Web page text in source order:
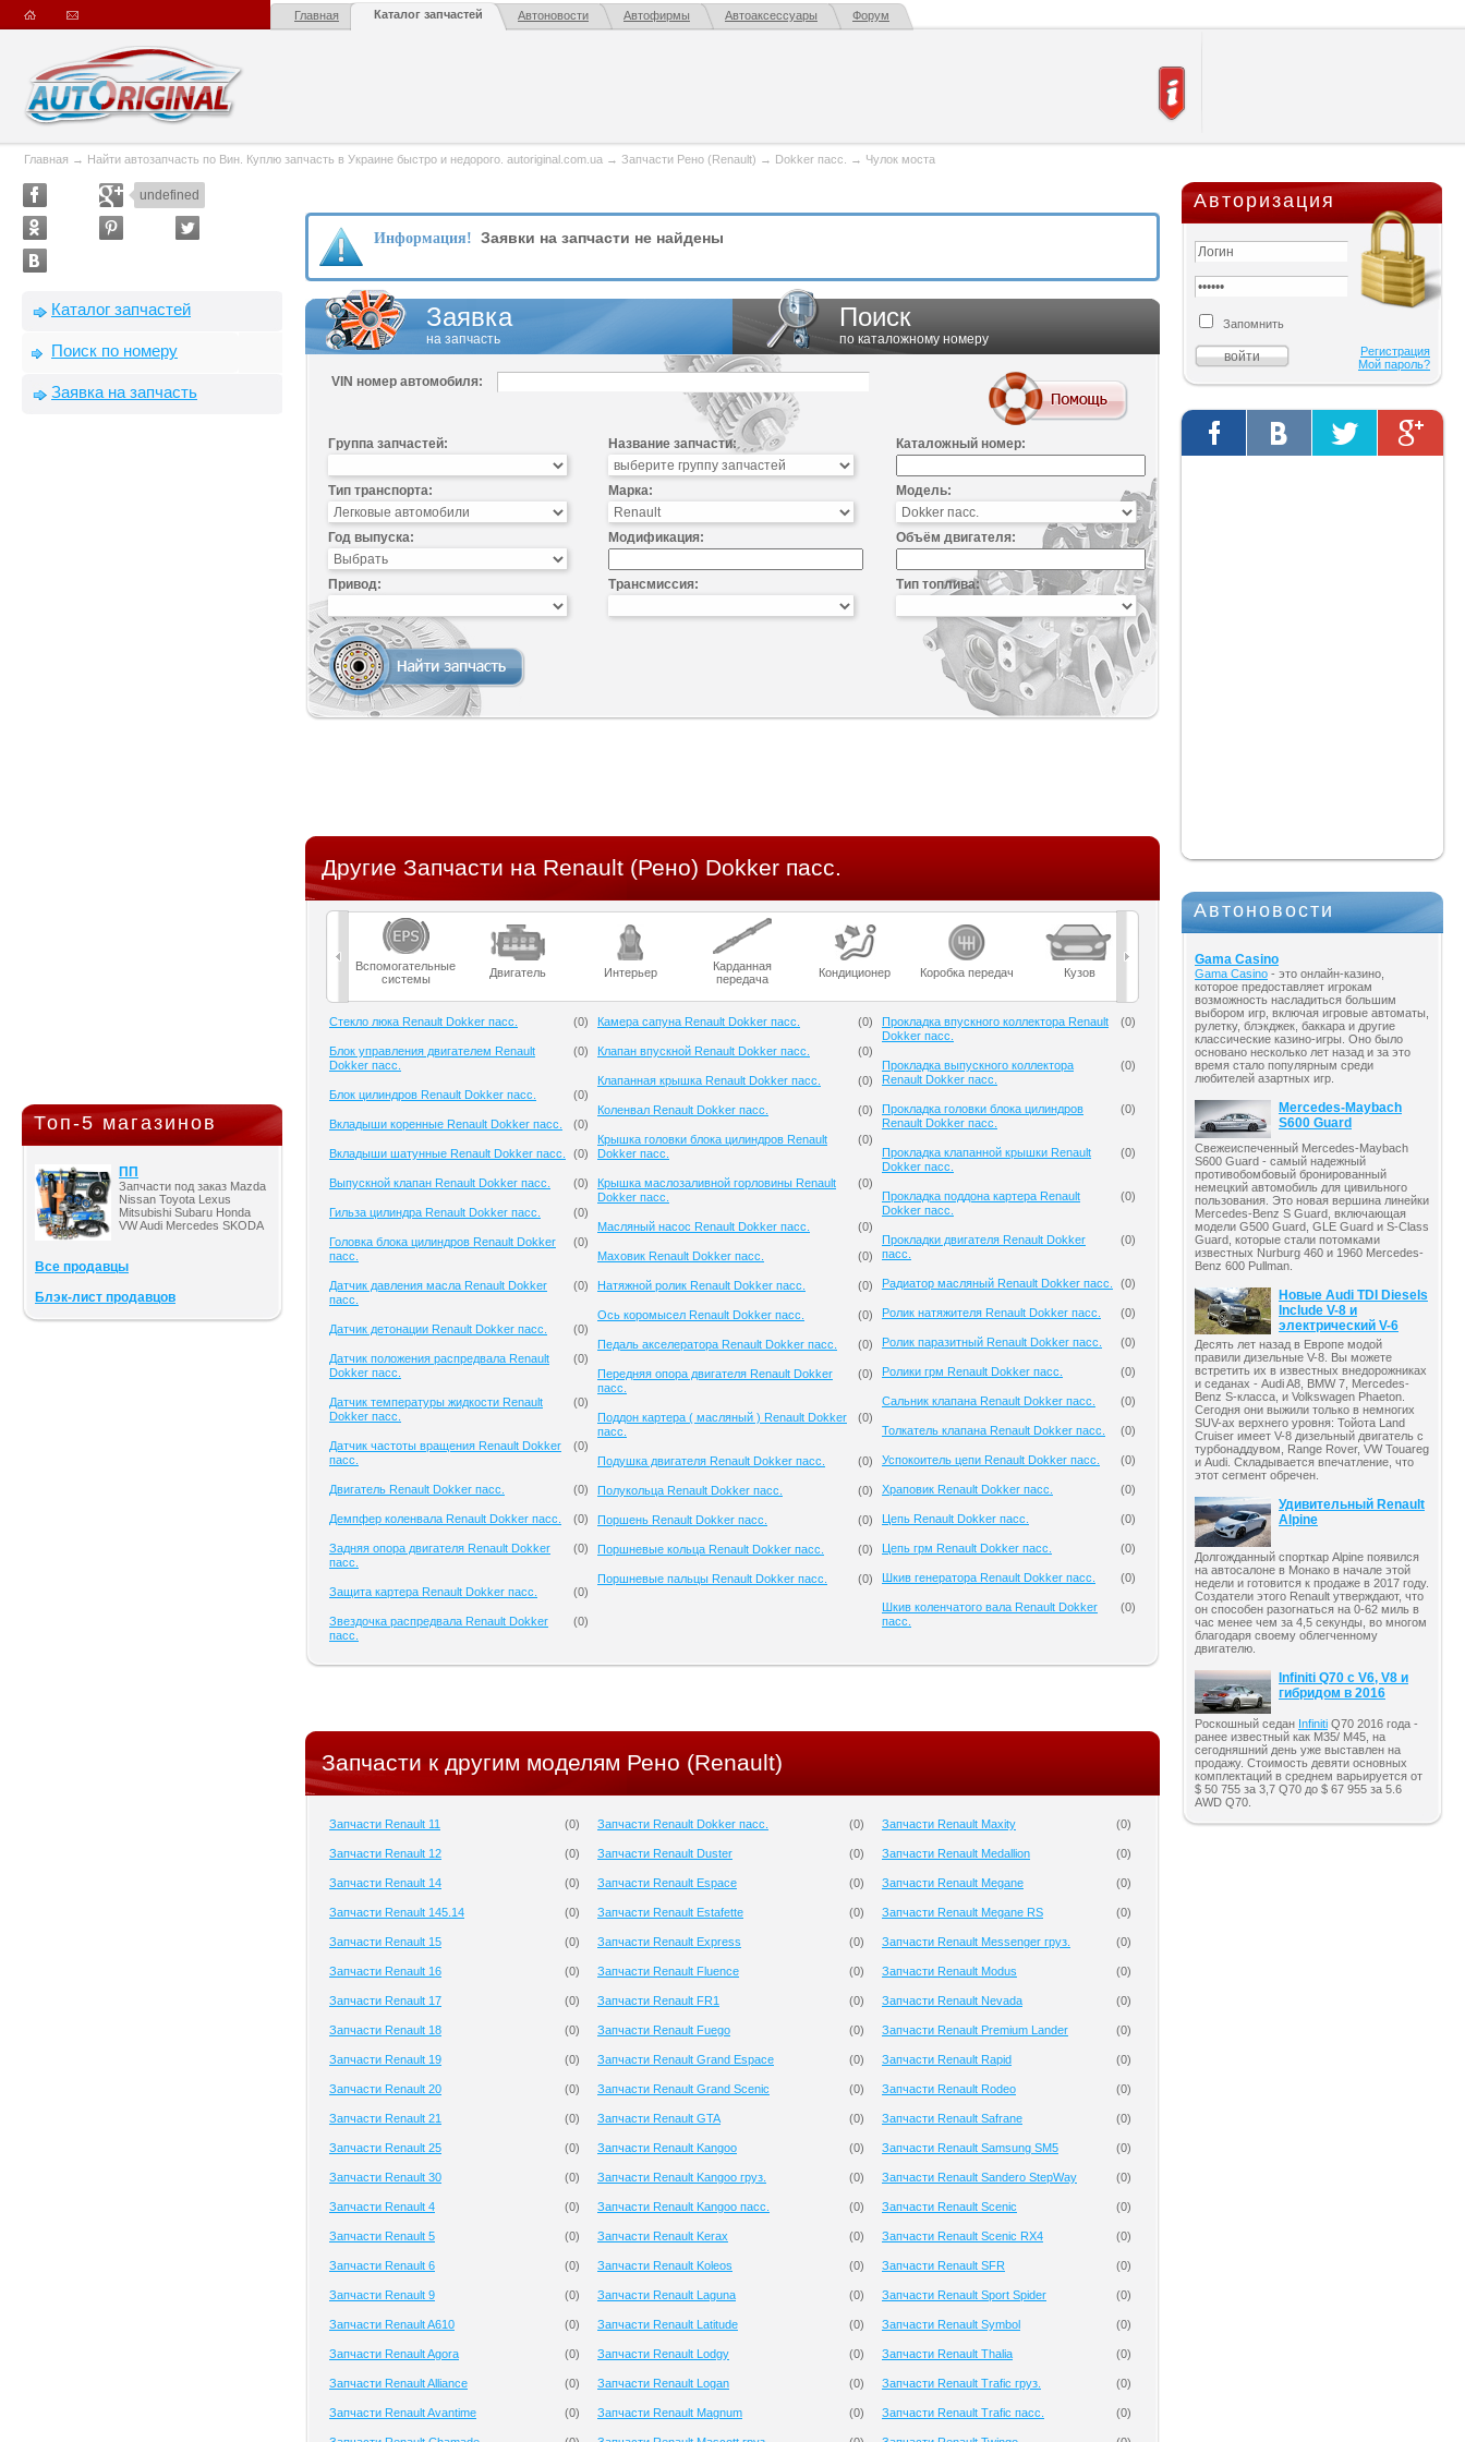
Главная Каталог запчастей Автоновости Автофирмы Автоаксессуары Форум
Главная → Найти автозапчасть по Вин. Куплю запчасть в Украине быстро и недорого. autoriginal.com.ua → Запчасти Рено (Renault) → Dokker пасс. → Чулок моста
undefined
Каталог запчастей
Поиск по номеру
Заявка на запчасть
Топ-5 магазинов
ПП
Запчасти под заказ Mazda
Nissan Toyota Lexus
Mitsubishi Subaru Honda
VW Audi Mercedes SKODA
Все продавцы
Блэк-лист продавцов
Информация! Заявки на запчасти не найдены
Заявка
на запчасть
Поиск
по каталожному номеру
VIN номер автомобиля:
Группа запчастей: Название запчасти: Каталожный номер:
Тип транспорта: Марка: Модель:
Год выпуска: Модификация: Объём двигателя:
Привод: Трансмиссия: Тип топлива:
Другие Запчасти на Renault (Рено) Dokker пасс.
Вспомогательные
системы
Двигатель Интерьер
Карданная
передача
Кондиционер Коробка передач Кузов Масла Мост
Cтекло люка Renault Dokker пасс. (0)
Блок управления двигателем Renault
Dokker пасс.
(0)
Блок цилиндров Renault Dokker пасс. (0)
Вкладыши коренные Renault Dokker пасс. (0)
Вкладыши шатунные Renault Dokker пасс. (0)
Выпускной клапан Renault Dokker пасс. (0)
Гильза цилиндра Renault Dokker пасс. (0)
Головка блока цилиндров Renault Dokker
пасс.
(0)
Датчик давления масла Renault Dokker
пасс.
(0)
Датчик детонации Renault Dokker пасс. (0)
Датчик положения распредвала Renault
Dokker пасс.
(0)
Датчик температуры жидкости Renault
Dokker пасс.
(0)
Датчик частоты вращения Renault Dokker
пасс.
(0)
Двигатель Renault Dokker пасс. (0)
Демпфер коленвала Renault Dokker пасс. (0)
Задняя опора двигателя Renault Dokker
пасс.
(0)
Защита картера Renault Dokker пасс. (0)
Звездочка распредвала Renault Dokker
пасс.
(0)
Камера сапуна Renault Dokker пасс. (0)
Клапан впускной Renault Dokker пасс. (0)
Клапанная крышка Renault Dokker пасс. (0)
Коленвал Renault Dokker пасс. (0)
Крышка головки блока цилиндров Renault
Dokker пасс.
(0)
Крышка маслозаливной горловины Renault
Dokker пасс.
(0)
Масляный насос Renault Dokker пасс. (0)
Маховик Renault Dokker пасс. (0)
Натяжной ролик Renault Dokker пасс. (0)
Ось коромысел Renault Dokker пасс. (0)
Педаль акселератора Renault Dokker пасс. (0)
Передняя опора двигателя Renault Dokker
пасс.
(0)
Поддон картера ( масляный ) Renault Dokker
пасс.
(0)
Подушка двигателя Renault Dokker пасс. (0)
Полукольца Renault Dokker пасс. (0)
Поршень Renault Dokker пасс. (0)
Поршневые кольца Renault Dokker пасс. (0)
Поршневые пальцы Renault Dokker пасс. (0)
Прокладка впускного коллектора Renault
Dokker пасс.
(0)
Прокладка выпускного коллектора
Renault Dokker пасс.
(0)
Прокладка головки блока цилиндров
Renault Dokker пасс.
(0)
Прокладка клапанной крышки Renault
Dokker пасс.
(0)
Прокладка поддона картера Renault
Dokker пасс.
(0)
Прокладки двигателя Renault Dokker
пасс.
(0)
Радиатор масляный Renault Dokker пасс. (0)
Ролик натяжителя Renault Dokker пасс. (0)
Ролик паразитный Renault Dokker пасс. (0)
Ролики грм Renault Dokker пасс. (0)
Сальник клапана Renault Dokker пасс. (0)
Толкатель клапана Renault Dokker пасс. (0)
Успокоитель цепи Renault Dokker пасс. (0)
Храповик Renault Dokker пасс. (0)
Цепь Renault Dokker пасс. (0)
Цепь грм Renault Dokker пасс. (0)
Шкив генератора Renault Dokker пасс. (0)
Шкив коленчатого вала Renault Dokker
пасс.
(0)
Запчасти к другим моделям Рено (Renault)
Запчасти Renault 11 (0)
Запчасти Renault 12 (0)
Запчасти Renault 14 (0)
Запчасти Renault 145.14 (0)
Запчасти Renault 15 (0)
Запчасти Renault 16 (0)
Запчасти Renault 17 (0)
Запчасти Renault 18 (0)
Запчасти Renault 19 (0)
Запчасти Renault 20 (0)
Запчасти Renault 21 (0)
Запчасти Renault 25 (0)
Запчасти Renault 30 (0)
Запчасти Renault 4 (0)
Запчасти Renault 5 (0)
Запчасти Renault 6 (0)
Запчасти Renault 9 (0)
Запчасти Renault A610 (0)
Запчасти Renault Agora (0)
Запчасти Renault Alliance (0)
Запчасти Renault Avantime (0)
Запчасти Renault Dokker пасс. (0)
Запчасти Renault Duster (0)
Запчасти Renault Espace (0)
Запчасти Renault Estafette (0)
Запчасти Renault Express (0)
Запчасти Renault Fluence (0)
Запчасти Renault FR1 (0)
Запчасти Renault Fuego (0)
Запчасти Renault Grand Espace (0)
Запчасти Renault Grand Scenic (0)
Запчасти Renault GTA (0)
Запчасти Renault Kangoo (0)
Запчасти Renault Kangoo груз. (0)
Запчасти Renault Kangoo пасс. (0)
Запчасти Renault Kerax (0)
Запчасти Renault Koleos (0)
Запчасти Renault Laguna (0)
Запчасти Renault Latitude (0)
Запчасти Renault Lodgy (0)
Запчасти Renault Logan (0)
Запчасти Renault Magnum (0)
Запчасти Renault Maxity (0)
Запчасти Renault Medallion (0)
Запчасти Renault Megane (0)
Запчасти Renault Megane RS (0)
Запчасти Renault Messenger груз. (0)
Запчасти Renault Modus (0)
Запчасти Renault Nevada (0)
Запчасти Renault Premium Lander (0)
Запчасти Renault Rapid (0)
Запчасти Renault Rodeo (0)
Запчасти Renault Safrane (0)
Запчасти Renault Samsung SM5 (0)
Запчасти Renault Sandero StepWay (0)
Запчасти Renault Scenic (0)
Запчасти Renault Scenic RX4 (0)
Запчасти Renault SFR (0)
Запчасти Renault Sport Spider (0)
Запчасти Renault Symbol (0)
Запчасти Renault Thalia (0)
Запчасти Renault Trafic груз. (0)
Запчасти Renault Trafic пасс. (0)
Авторизация
Запомнить
Регистрация
Мой пароль?
Автоновости
Gama Casino
Gama Casino - это онлайн-казино,
которое предоставляет игрокам
возможность насладиться большим
выбором игр, включая игровые автоматы,
рулетку, блэкджек, баккара и другие
классические казино-игры. Оно было
основано несколько лет назад и за это
время стало популярным среди
любителей азартных игр.
Mercedes-Maybach
S600 Guard
Свежеиспеченный Mercedes-Maybach
S600 Guard - самый надежный
противобомбовый бронированный
немецкий автомобиль для цивильного
пользования. Это новая вершина линейки
Mercedes-Benz S Guard, включающая
модели G500 Guard, GLE Guard и S-Class
Guard, которые стали потомками
известных Nurburg 460 и 1960 Mercedes-
Benz 600 Pullman.
Новые Audi TDI Diesels
Include V-8 и
электрический V-6
Десять лет назад в Европе модой
правили дизельные V-8. Вы можете
встретить их в известных внедорожниках
и седанах - Audi A8, BMW 7, Mercedes-
Benz S-класса, и Volkswagen Phaeton.
Сегодня они выжили только в немногих
SUV-ах верхнего уровня: Тойота Land
Cruiser имеет V-8 дизельный двигатель с
турбонаддувом, Range Rover, VW Touareg
и Audi. Складывается впечатление, что
этот сегмент обречен.
Удивительный Renault
Alpine
Долгожданный спорткар Alpine появился
на автосалоне в Монако в начале этой
недели и готовится к продаже в 2017 году.
Создатели этого Renault утверждают, что
он способен разогнаться на 0-62 миль в
час менее чем за 4,5 секунды, во многом
благодаря своему облегченному
двигателю.
Infiniti Q70 с V6, V8 и
гибридом в 2016
Роскошный седан Infiniti Q70 2016 года -
ранее известный как M35/ M45, на
сегодняшний день уже выставлен на
продажу. Стоимость девяти основных
комплектаций в среднем варьируется от
$ 50 755 за 3,7 Q70 до $ 67 955 за 5.6
AWD Q70.